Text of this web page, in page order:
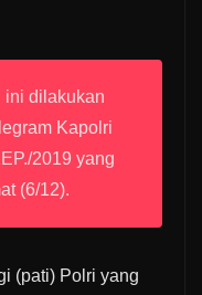
ini dilakukan
Kapolri
2019 yang
(6/12).
(pati) Polri yang